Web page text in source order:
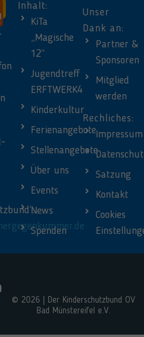
Inhalt:
KiTa
„Magische
12“
Jugendtreff
ERFTWERK4
Kinderkultur
Ferienangebote
Stellenangebote
Über uns
Events
News
Spenden
Unser
Dank an:
Partner &
Sponsoren
Mitglied
werden
Rechliches:
Impressum
Satzung
Kontakt
Cookies
© 2026 | Der Kinderschutzbund OV
Bad Münstereifel e.V.